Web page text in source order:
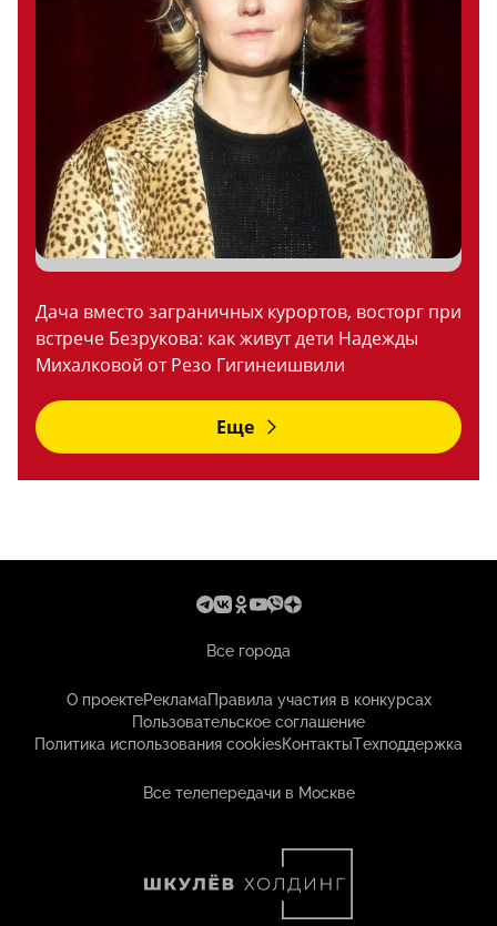
Дача вместо заграничных курортов, восторг при
встрече Безрукова: как живут дети Надежды
Михалковой от Резо Гигинеишвили
Еще
Все города
О проектеРекламаПравила участия в конкурсах
Пользовательское соглашение
Политика использования cookiesКонтактыТехподдержка
Все телепередачи в Москве